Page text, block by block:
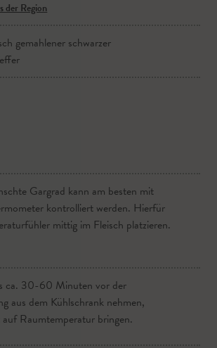
der Region
gemahlener schwarzer
Gargrad kann am besten mit
kontrolliert werden. Hierfür
mittig im Fleisch platzieren.
ca. 30-60 Minuten vor der
aus dem Kühlschrank nehmen,
auf Raumtemperatur bringen.